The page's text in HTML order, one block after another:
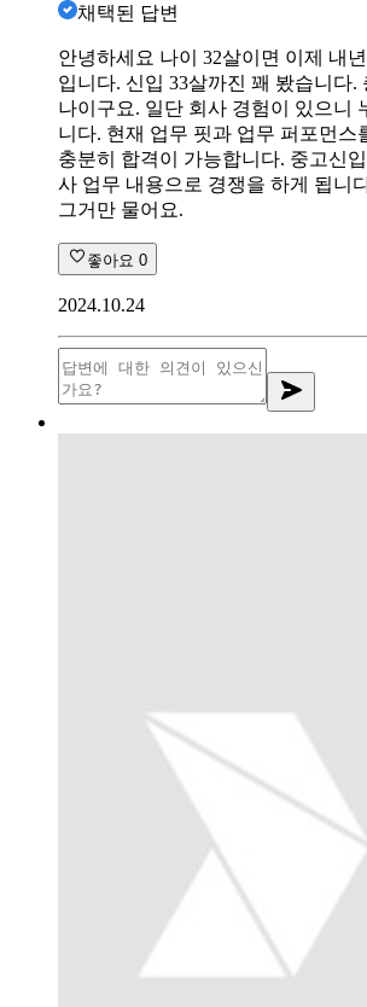
채택된 답변
안녕하세요 나이 32살이면 이제 내
입니다. 신입 33살까진 꽤 봤습니다.
나이구요. 일단 회사 경험이 있으니
니다. 현재 업무 핏과 업무 퍼포먼스
충분히 합격이 가능합니다. 중고신
사 업무 내용으로 경쟁을 하게 됩니
그거만 물어요.
좋아요 0
2024.10.24